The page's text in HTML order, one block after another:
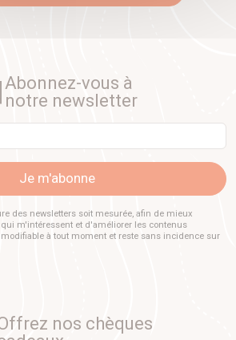
Abonnez-vous à
notre newsletter
Je m'abonne
des newsletters soit mesurée, afin de mieux
m'intéressent et d'améliorer les contenus
modifiable à tout moment et reste sans incidence sur
nos chèques